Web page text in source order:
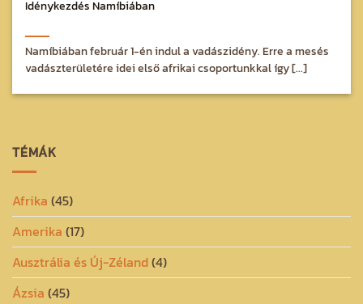
Idénykezdés Namíbiában
Namíbiában február 1-én indul a vadászidény. Erre a mesés
vadászterületére idei első afrikai csoportunkkal így [...]
TÉMÁK
Afrika (45)
Amerika (17)
Ausztrália és Új-Zéland(4)
Ázsia (45)